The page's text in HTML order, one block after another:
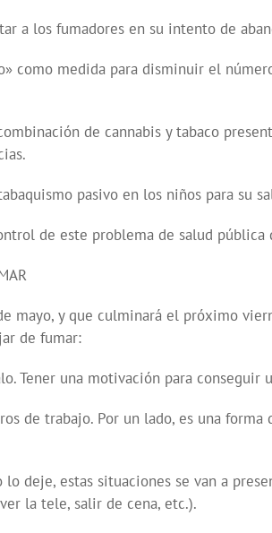
a los fumadores en su intento de
como medida para disminuir el
de cannabis y tabaco
pasivo en los niños para su
de este problema de salud
mayo, y que culminará el próximo
de fumar:
Tener una motivación para
de trabajo. Por un lado, es una
deje, estas situaciones se van a
la tele, salir de cena, etc.).